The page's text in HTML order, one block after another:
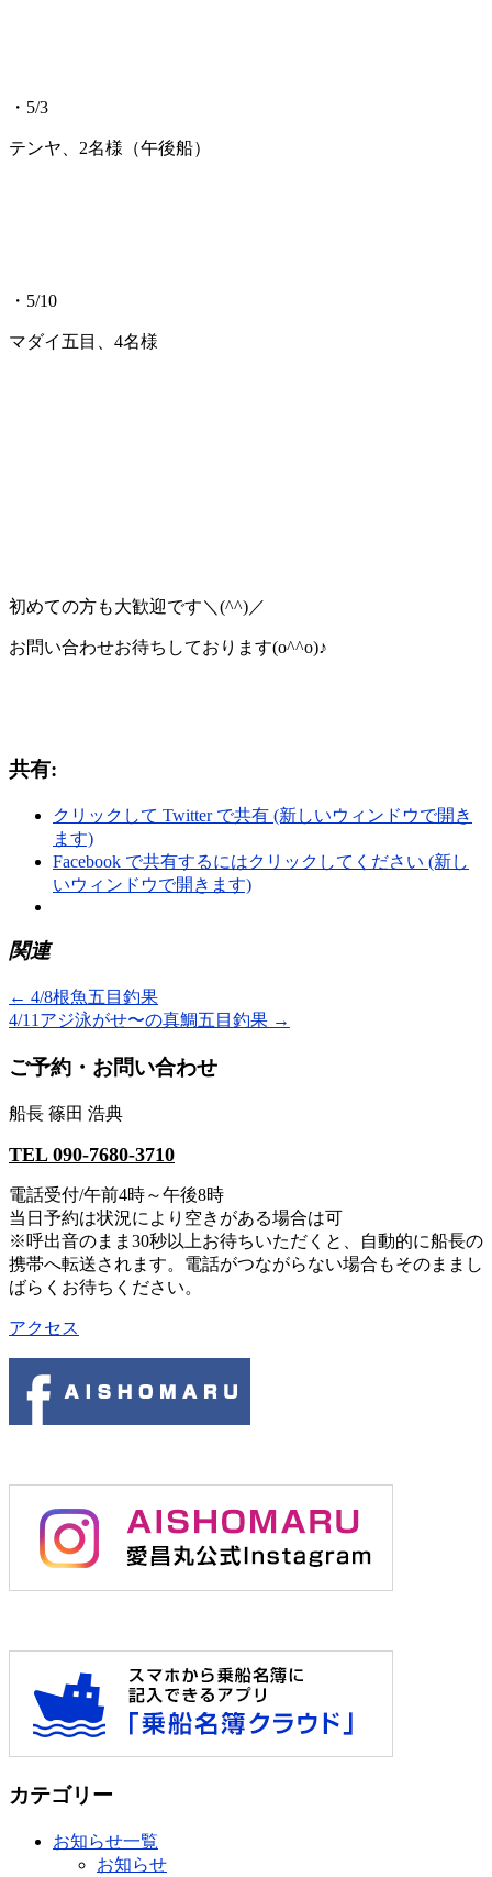
・5/3
テンヤ、2名様（午後船）
・5/10
マダイ五目、4名様
初めての方も大歓迎です＼(^^)／
お問い合わせお待ちしております(o^^o)♪
共有:
クリックして Twitter で共有 (新しいウィンドウで開き
ます)
Facebook で共有するにはクリックしてください (新し
いウィンドウで開きます)
関連
← 4/8根魚五目釣果
4/11アジ泳がせ〜の真鯛五目釣果 →
ご予約・お問い合わせ
船長 篠田 浩典
TEL 090-7680-3710
電話受付/午前4時～午後8時
当日予約は状況により空きがある場合は可
※呼出音のまま30秒以上お待ちいただくと、自動的に船長の
携帯へ転送されます。電話がつながらない場合もそのままし
ばらくお待ちください。
アクセス
カテゴリー
お知らせ一覧
お知らせ